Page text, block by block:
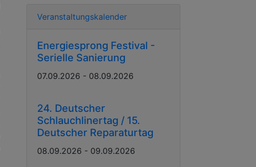
Veranstaltungskalender
Energiesprong Festival -
Serielle Sanierung
07.09.2026 - 08.09.2026
24. Deutscher
Schlauchlinertag / 15.
Deutscher Reparaturtag
08.09.2026 - 09.09.2026